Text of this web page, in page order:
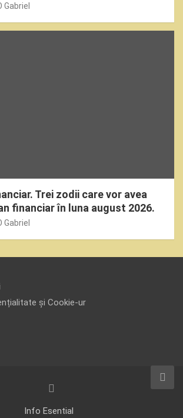
Gabriel
Trei zodii care vor avea
financiar în luna august 2026.
Gabriel
și Cookie-ur
Info Esential